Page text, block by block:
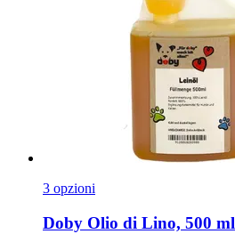
3 opzioni
Doby Olio di Lino, 500 ml